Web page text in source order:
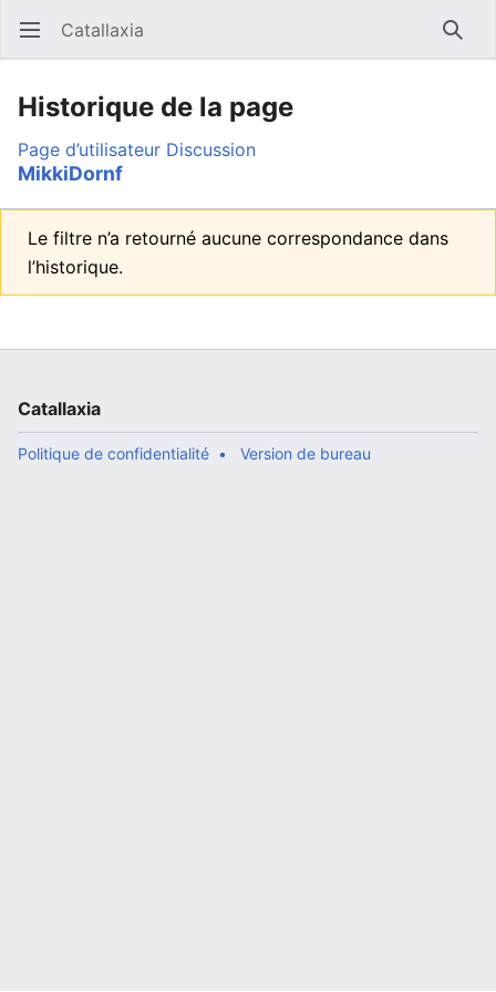
Ouvrir le menu principal Catallaxia
Historique de la page
Page d’utilisateur Discussion
MikkiDornf
Le filtre n’a retourné aucune correspondance dans
l’historique.
Catallaxia
Politique de confidentialité Version de bureau